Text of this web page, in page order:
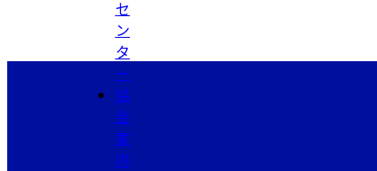
セ
ン
タ
ー
協
会
案
内